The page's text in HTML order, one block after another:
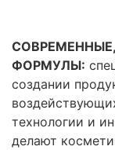
ФОРМУЛЫ:
создании
технологии и
делают